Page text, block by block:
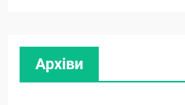
Архіви